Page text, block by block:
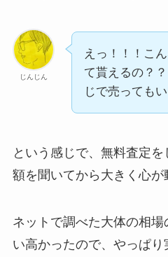
じんじん
えっ！！！こ
て貰えるの？
じで売っても
という感じで、無料査定
額を聞いてから大きく心が
ネットで調べた大体の相
い高かったので、やっぱ